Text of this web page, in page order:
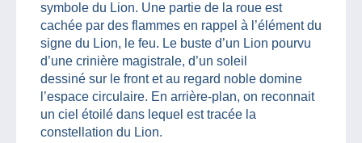
symbole du Lion. Une partie de la roue est
cachée par des flammes en rappel à l’élément du
signe du Lion, le feu. Le buste d’un Lion pourvu
d’une crinière magistrale, d’un soleil
dessiné sur le front et au regard noble domine
l’espace circulaire. En arrière-plan, on reconnait
un ciel étoilé dans lequel est tracée la
constellation du Lion.